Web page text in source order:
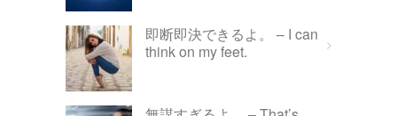
即断即決できるよ。 – I can
think on my feet.